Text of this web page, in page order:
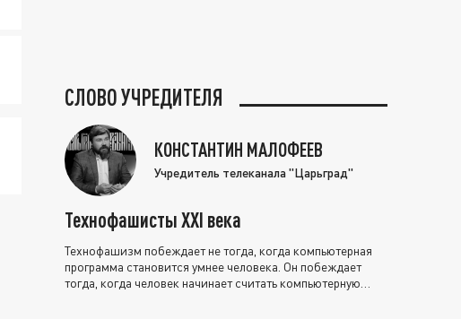
СЛОВО УЧРЕДИТЕЛЯ
КОНСТАНТИН МАЛОФЕЕВ
Учредитель телеканала "Царьград"
Технофашисты XXI века
Технофашизм побеждает не тогда, когда компьютерная
программа становится умнее человека. Он побеждает
тогда, когда человек начинает считать компьютерную